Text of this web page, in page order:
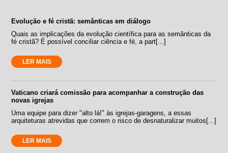
Evolução e fé cristã: semânticas em diálogo
Quais as implicações da evolução científica para as semânticas da
fé cristã? É possível conciliar ciência e fé, a part[...]
LER MAIS
Vaticano criará comissão para acompanhar a construção das
novas igrejas
Uma equipe para dizer "alto lá!" às igrejas-garagens, a essas
arquiteturas atrevidas que correm o risco de desnaturalizar muitos[...]
LER MAIS